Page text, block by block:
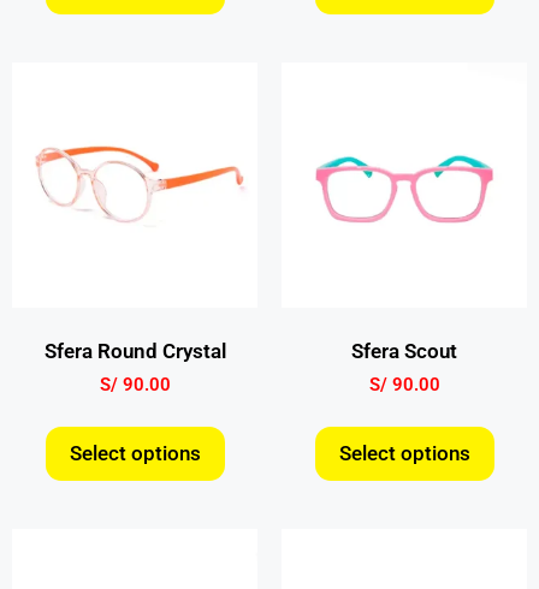
Sfera Round Crystal
S/90.00
Select options
Sfera Scout
S/90.00
Select options